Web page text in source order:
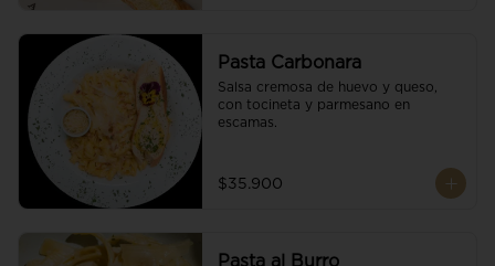
Pasta Carbonara
Salsa cremosa de huevo y queso,
con tocineta y parmesano en
escamas.
$35.900
Pasta al Burro